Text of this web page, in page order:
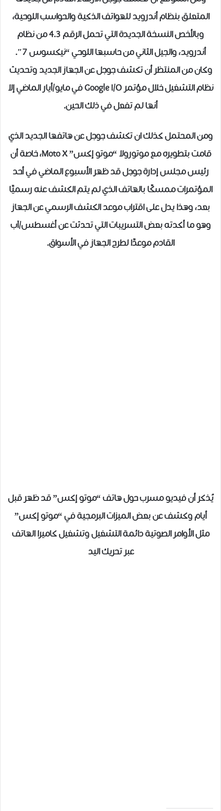
المتعلق بنظام أندرويد للهواتف الذكية والحواسب اللوحية،
وبالأخص النسخة الجديدة التي تحمل الرقم 4.3 من نظام
أندرويد، والجيل الثاني من حاسبها اللوحي “نيكسوس 7″.
وكان من المنتظر أن تكشف جوجل عن الجهاز الجديد وتحديث
نظام التشغيل خلال مؤتمر Google I/O في مايو/أيار الماضي إلا
أنها لم تفعل في ذلك الحين.
ومن المحتمل كذلك ان تكشف جوجل عن هاتفها الجديد الذي
قامت بتطويره مع موتورولا “موتو إكس” Moto X، خاصة أن
رئيس مجلس إدارة جوجل قد ظهر الأسبوع الماضي في أحد
المؤتمرات ممسكًا بالهاتف الذي لم يتم الكشف عنه رسميًا
بعد، وهذا يدل على اقتراب موعد الكشف الرسمي عن الجهاز
وهو ما أكدته بعض التسريبات التي تحدثت عن أغسطس/آب
القادم موعدًا لطرح الجهاز في الأسواق.
يُذكر أن فيديو مسرب حول هاتف “موتو إكس” قد ظهر قبل
أيام وكشف عن بعض الميزات البرمجية في “موتو إكس”
مثل الأوامر الصوتية دائمة التشغيل وتشغيل كاميرا الهاتف
عبر تحريك اليد